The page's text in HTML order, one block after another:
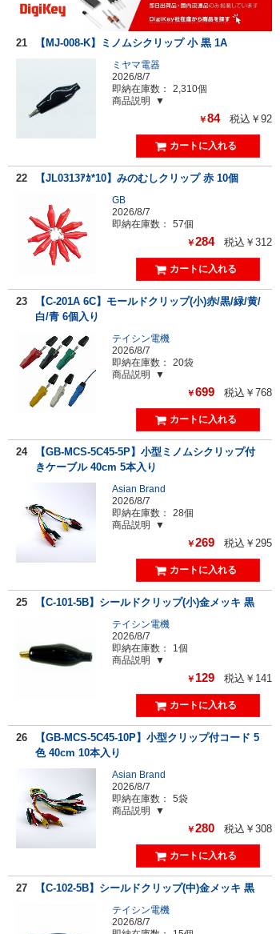
21 【MJ-008-K】ミノムシクリップ 小 黒 1A
ミヤマ電器
2026/8/7
即納在庫数：
2,310個
商品説明
￥84 税込￥92
22 【JL0313ｱｶ*10】みのむしクリップ 赤 10個
GB
2026/8/7
即納在庫数：
57個
￥284 税込￥312
23
【C-201A 6C】モールドクリップ(小)赤/黒/緑/黄/
白/青 6個入り
テイシン電機
2026/8/7
即納在庫数：
20袋
商品説明
￥699 税込￥768
24
【GB-MCS-5C45-5P】小型ミノムシクリップ付
きケーブル 40cm 5本入り
Asian Brand
2026/8/7
即納在庫数：
28個
商品説明
￥269 税込￥295
25 【C-101-5B】シールドクリップ(小)金メッキ 黒
テイシン電機
2026/8/7
即納在庫数：
1個
商品説明
￥ 129 税込￥141
26
【GB-MCS-5C45-10P】小型クリップ付コード 5
色 40cm 10本入り
Asian Brand
2026/8/7
即納在庫数：
5袋
商品説明
￥280 税込￥308
27 【C-102-5B】シールドクリップ(中)金メッキ 黒
テイシン電機
2026/8/7